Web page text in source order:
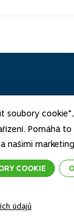
Všechna
soubory
Pomáhá
našimi
COOKIE
údajů